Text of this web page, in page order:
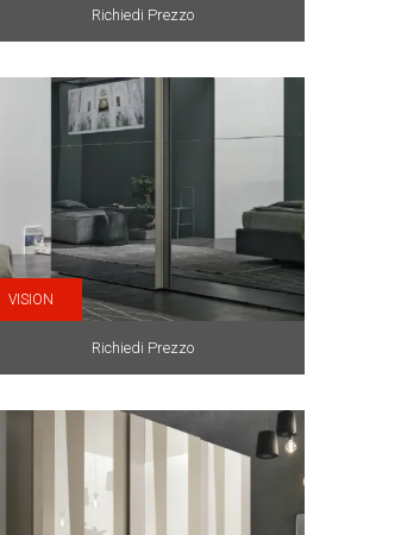
Richiedi Prezzo
VISION
Richiedi Prezzo